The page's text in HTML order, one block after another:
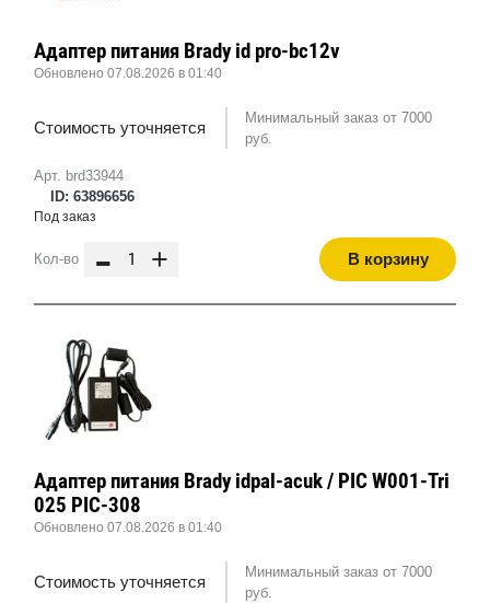
Арт. brd33944
ID: 63896656
Адаптер питания Brady id pro-bc12v
Обновлено 07.08.2026 в 01:40
Стоимость уточняется
Минимальный заказ от 7000
руб.
Под заказ
Кол-во - + В корзину
Адаптер питания Brady idpal-acuk / PIC W001-Tri
025 PIC-308
Обновлено 07.08.2026 в 01:40
Стоимость уточняется
Минимальный заказ от 7000
руб.